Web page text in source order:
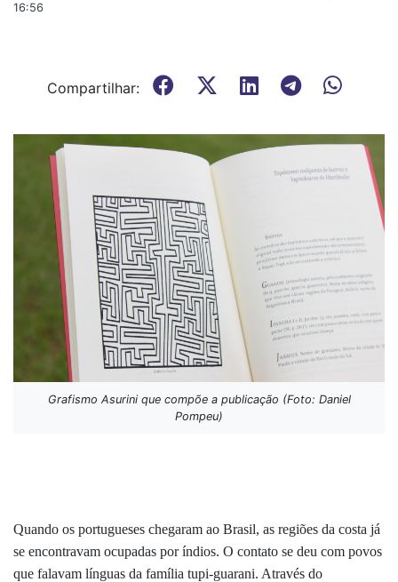
16:56
Compartilhar:
Grafismo Asurini que compõe a publicação (Foto: Daniel
Pompeu)
Quando os portugueses chegaram ao Brasil, as regiões da costa já
se encontravam ocupadas por índios. O contato se deu com povos
que falavam línguas da família tupi-guarani. Através do